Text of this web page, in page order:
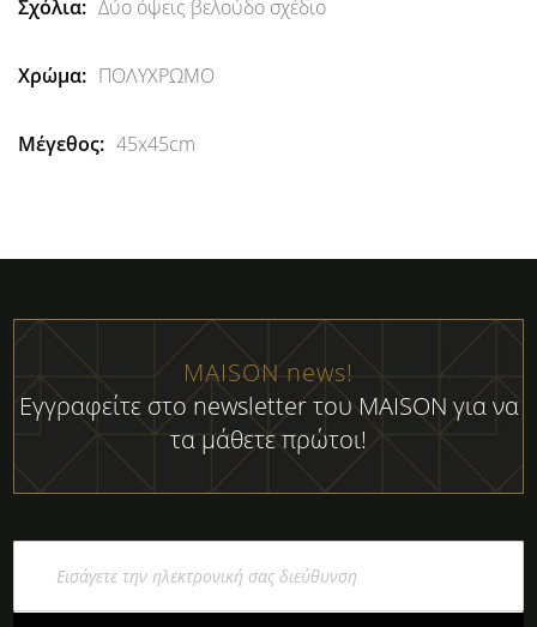
Δύο όψεις βελούδο σχέδιο
ΠΟΛΥΧΡΩΜΟ
45x45cm
MAISON news!
Εγγραφείτε στο newsletter του MAISON για να
τα μάθετε πρώτοι!